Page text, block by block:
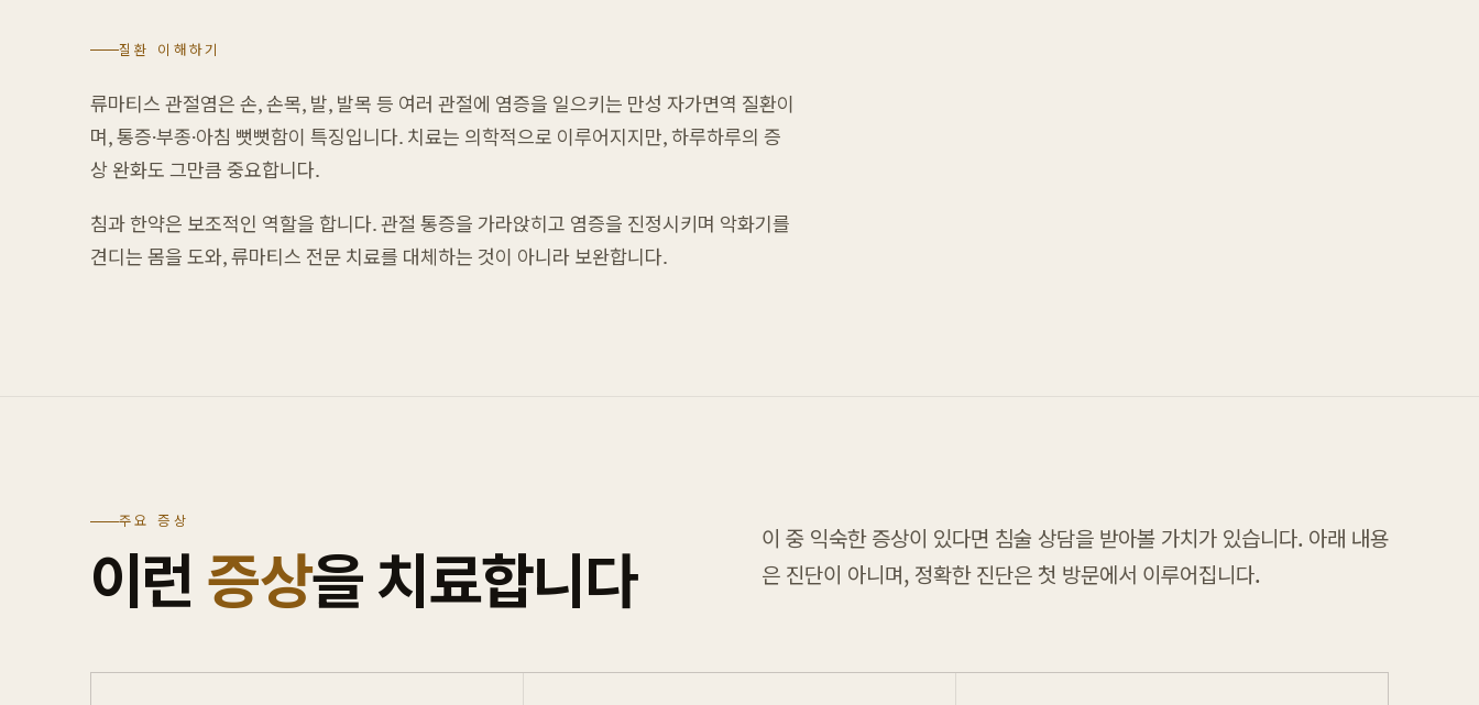
질환 이해하기
류마티스 관절염은 손, 손목, 발, 발목 등 여러 관절에 염증을 일으키는 만성 자가면역 질환이
며, 통증·부종·아침 뻣뻣함이 특징입니다. 치료는 의학적으로 이루어지지만, 하루하루의 증
상 완화도 그만큼 중요합니다.
침과 한약은 보조적인 역할을 합니다. 관절 통증을 가라앉히고 염증을 진정시키며 악화기를
견디는 몸을 도와, 류마티스 전문 치료를 대체하는 것이 아니라 보완합니다.
주요 증상
이런 증상을 치료합니다
이 중 익숙한 증상이 있다면 침술 상담을 받아볼 가치가 있습니다. 아래 내용
은 진단이 아니며, 정확한 진단은 첫 방문에서 이루어집니다.